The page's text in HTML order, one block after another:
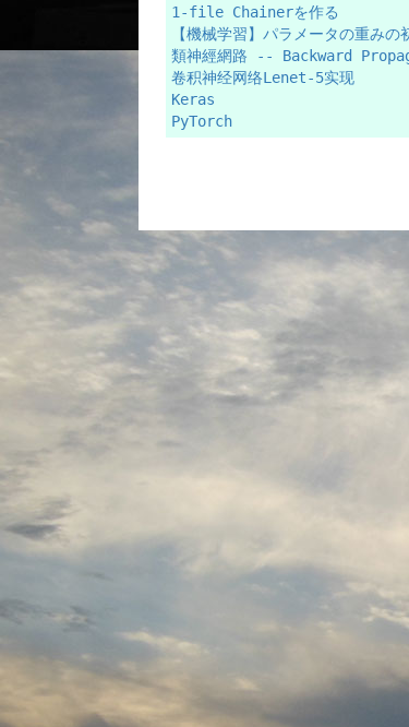
1-file Chainerを作る
【機械学習】パラメータの重みの
類神經網路 -- Backward
卷积神经网络Lenet-5实现
Keras
PyTorch